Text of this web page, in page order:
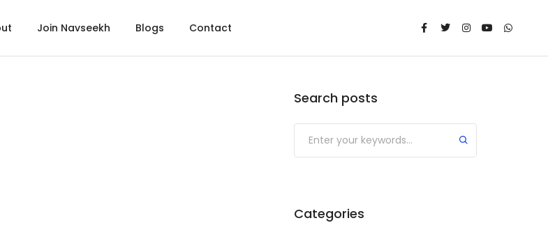
Join Navseekh Blogs Contact
Search posts
Categories